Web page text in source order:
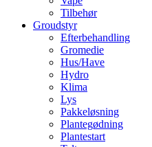
Tilbehør
Groudstyr
Efterbehandling
Gromedie
Hus/Have
Hydro
Klima
Lys
Pakkeløsning
Plantegødning
Plantestart